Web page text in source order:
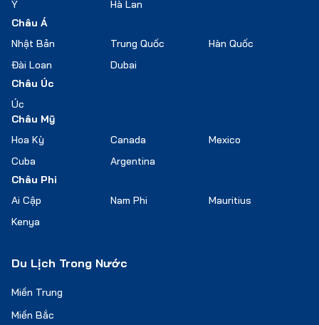
Ý
Hà Lan
Châu Á
Nhật Bản
Trung Quốc
Hàn Quốc
Đài Loan
Dubai
Châu Úc
Úc
Châu Mỹ
Hoa Kỳ
Canada
Mexico
Cuba
Argentina
Châu Phi
Ai Cập
Nam Phi
Mauritius
Kenya
Du Lịch Trong Nước
Miền Trung
Miền Bắc